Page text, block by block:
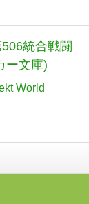
統合戦闘
ー文庫)
World